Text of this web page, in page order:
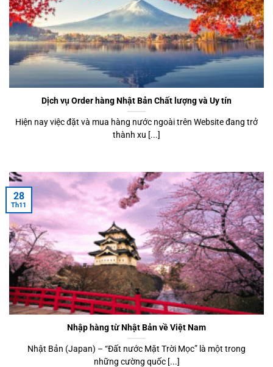
Dịch vụ Order hàng Nhật Bản Chất lượng và Uy tín
Hiện nay việc đặt và mua hàng nước ngoài trên Website đang trở
thành xu [...]
Nhập hàng từ Nhật Bản về Việt Nam
Nhật Bản (Japan) – “Đất nước Mặt Trời Mọc” là một trong
những cường quốc [...]
28
Th11